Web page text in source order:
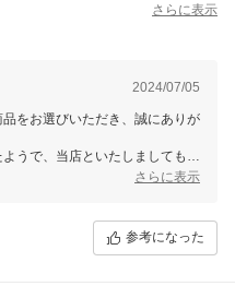
さらに表示
2024/07/05
をお選びいただき、誠にありが
うで、当店といたしましてもう
さらに表示
参考になった